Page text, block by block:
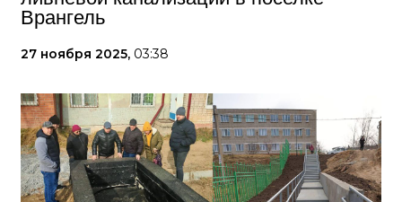
Врангель
27 ноября 2025, 03:38